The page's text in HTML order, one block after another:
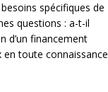
spécifiques de
questions : a-t-il
d’un financement
en toute connaissance